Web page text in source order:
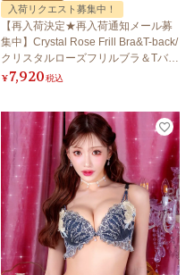
入荷リクエスト募集中！
【再入荷決定★再入荷通知メール募
集中】Crystal Rose Frill Bra&T-back/
クリスタルローズフリルブラ＆Tバッ
ク 【LB5500】
¥7,920税込